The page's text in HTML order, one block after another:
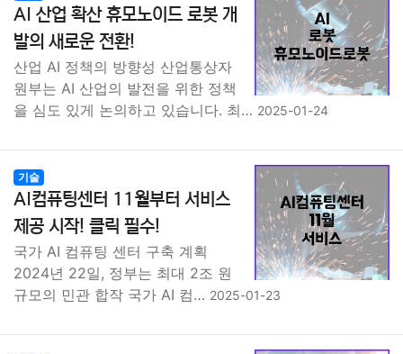
AI 산업 확산 휴모노이드 로봇 개
발의 새로운 전환!
산업 AI 정책의 방향성 산업통상자
원부는 AI 산업의 발전을 위한 정책
을 심도 있게 논의하고 있습니다. 최… 2025-01-24
기술
AI컴퓨팅센터 11월부터 서비스
제공 시작! 클릭 필수!
국가 AI 컴퓨팅 센터 구축 계획
2024년 22일, 정부는 최대 2조 원
규모의 민관 합작 국가 AI 컴… 2025-01-23